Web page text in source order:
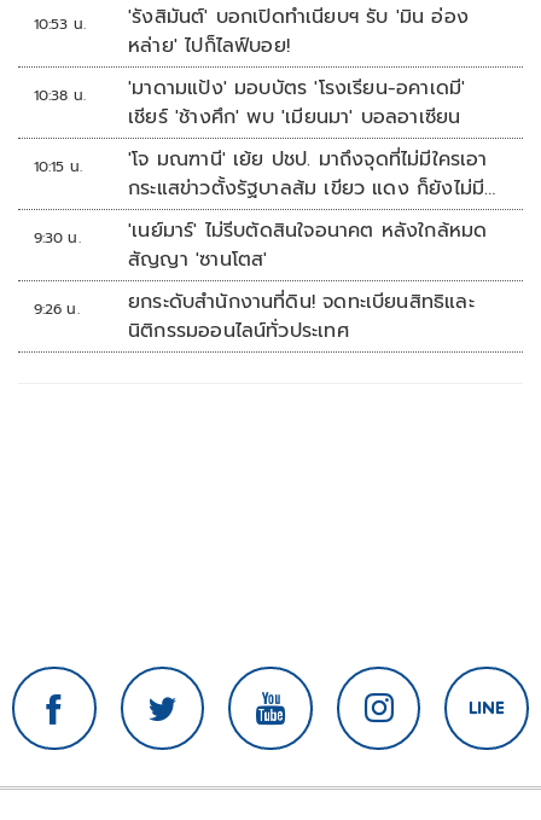
10:53 น.
'รังสิมันต์' บอกเปิดทำเนียบฯ รับ 'มิน อ่อง
หล่าย' ไปก็ไลฟ์บอย!
10:38 น.
'มาดามแป้ง' มอบบัตร 'โรงเรียน-อคาเดมี'
เชียร์ 'ช้างศึก' พบ 'เมียนมา' บอลอาเซียน
10:15 น.
'โจ มณฑานี' เย้ย ปชป. มาถึงจุดที่ไม่มีใครเอา
กระแสข่าวตั้งรัฐบาลส้ม เขียว แดง ก็ยังไม่มีฟ้า
เลย
9:30 น.
'เนย์มาร์' ไม่รีบตัดสินใจอนาคต หลังใกล้หมด
สัญญา 'ซานโตส'
9:26 น.
ยกระดับสำนักงานที่ดิน! จดทะเบียนสิทธิและ
นิติกรรมออนไลน์ทั่วประเทศ